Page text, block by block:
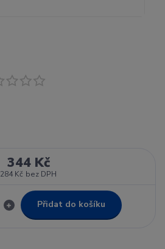
344 Kč
284 Kč bez DPH
Přidat do košíku